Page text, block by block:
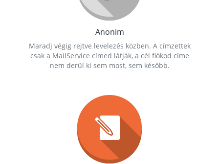
Anonim
Maradj végig rejtve levelezés közben. A címzettek
csak a MailService címed látják, a cél fiókod címe
nem derül ki sem most, sem később.